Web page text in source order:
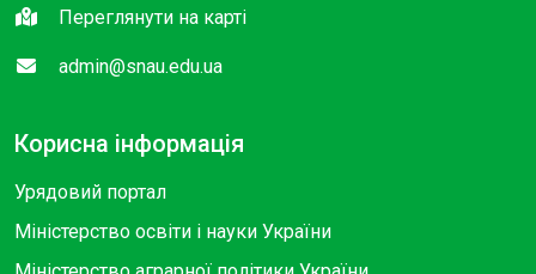
Переглянути на карті
admin@snau.edu.ua
Корисна інформація
Урядовий портал
Міністерство освіти і науки України